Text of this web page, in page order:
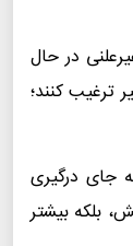
در حال
ترغیب کنند؛
جای درگیری
بلکه بیشتر